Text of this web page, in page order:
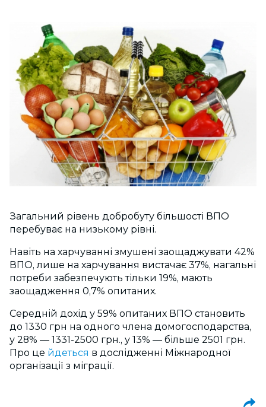
Загальний рівень добробуту більшості ВПО
перебуває на низькому рівні.
Навіть на харчуванні змушені заощаджувати 42%
ВПО, лише на харчування вистачає 37%, нагальні
потреби забезпечують тільки 19%, мають
заощадження 0,7% опитаних.
Середній дохід у 59% опитаних ВПО становить
до 1330 грн на одного члена домогосподарства,
у 28% — 1331-2500 грн., у 13% — більше 2501 грн.
Про це йдеться в дослідженні Міжнародної
організації з міграції.